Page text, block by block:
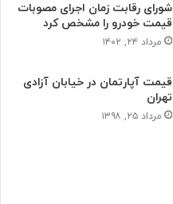
شورای رقابت زمان اجرای مصوبات
قیمت خودرو را مشخص کرد
مرداد ۲۴, ۱۴۰۲
قیمت آپارتمان در خیابان آزادی
تهران
مرداد ۲۵, ۱۳۹۸